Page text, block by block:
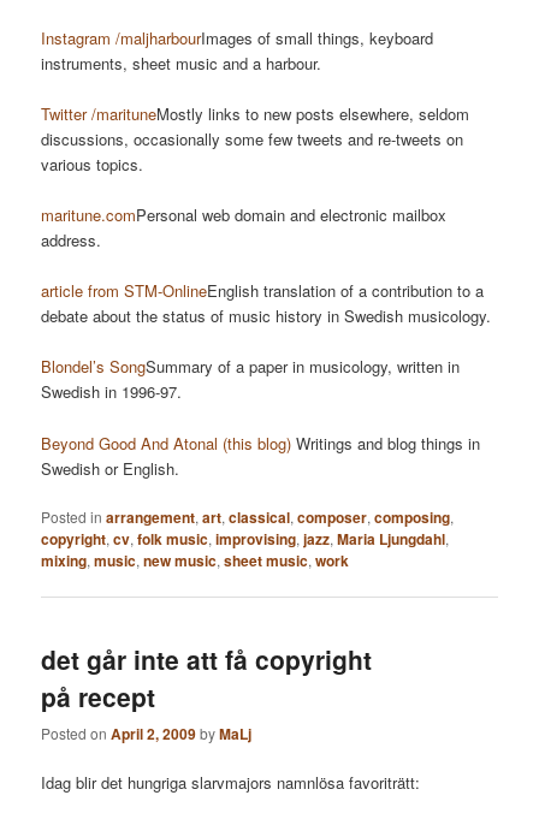
Instagram /maljharbourImages of small things, keyboard
instruments, sheet music and a harbour.
Twitter /marituneMostly links to new posts elsewhere, seldom
discussions, occasionally some few tweets and re-tweets on
various topics.
maritune.comPersonal web domain and electronic mailbox
address.
article from STM-OnlineEnglish translation of a contribution to a
debate about the status of music history in Swedish musicology.
Blondel’s SongSummary of a paper in musicology, written in
Swedish in 1996-97.
Beyond Good And Atonal (this blog) Writings and blog things in
Swedish or English.
Posted in arrangement,art,classical,composer,composing,
copyright,cv,folk music,improvising,jazz,Maria Ljungdahl,
mixing,music,new music,sheet music,work
det går inte att få copyright
på recept
Posted onApril 2, 2009byMaLj
Idag blir det hungriga slarvmajors namnlösa favoriträtt: